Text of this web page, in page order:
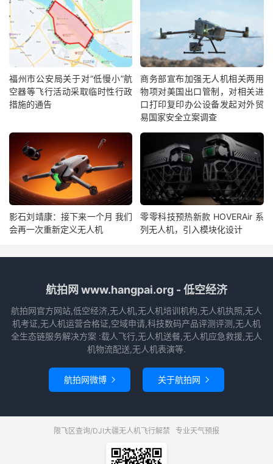
福州市公安局关于对“低慢小”航
空器等飞行活动采取临时性行政
措施的通告
商务部宣布加强无人机相关两用
物项对美国出口管制，对相关进
口打印复印办公设备发起对外贸
易国家安全立案调查
影石刘靖康：接下来一个月 我们
会再一次重新定义无人机
零零科技预热新款 HOVERAir 系
列无人机，引入模块化设计
航拍网 www.hangpai.org - 低空经济
航拍网官方网站,低空经济,无人机,无人机培训机构,无人机执照,无人
机考证,无人机运营合格证,空域申请,科技数码产品评测评测,无人机
全生态链服务解决方案 :载人飞行,无人机送餐,无人机应急救援,无人
机物流配送,无人机表演等.
航拍网微博  关于航拍网 
限飞区查询/DJI大疆无人机飞行解禁 专业天气预报